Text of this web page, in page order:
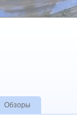
Обзоры